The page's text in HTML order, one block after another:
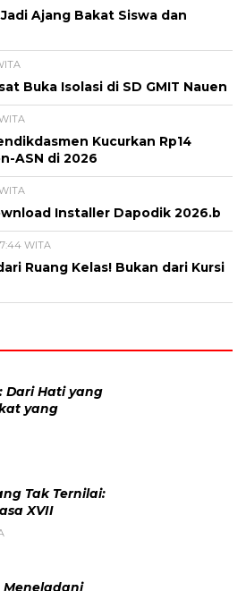
Ajang Bakat Siswa dan
Buka Isolasi di SD GMIT Nauen
Kucurkan Rp14
ASN di 2026
Installer Dapodik 2026.b
WITA
Ruang Kelas! Bukan dari Kursi
Dari Hati yang
yang
Tak Ternilai:
XVII
Meneladani